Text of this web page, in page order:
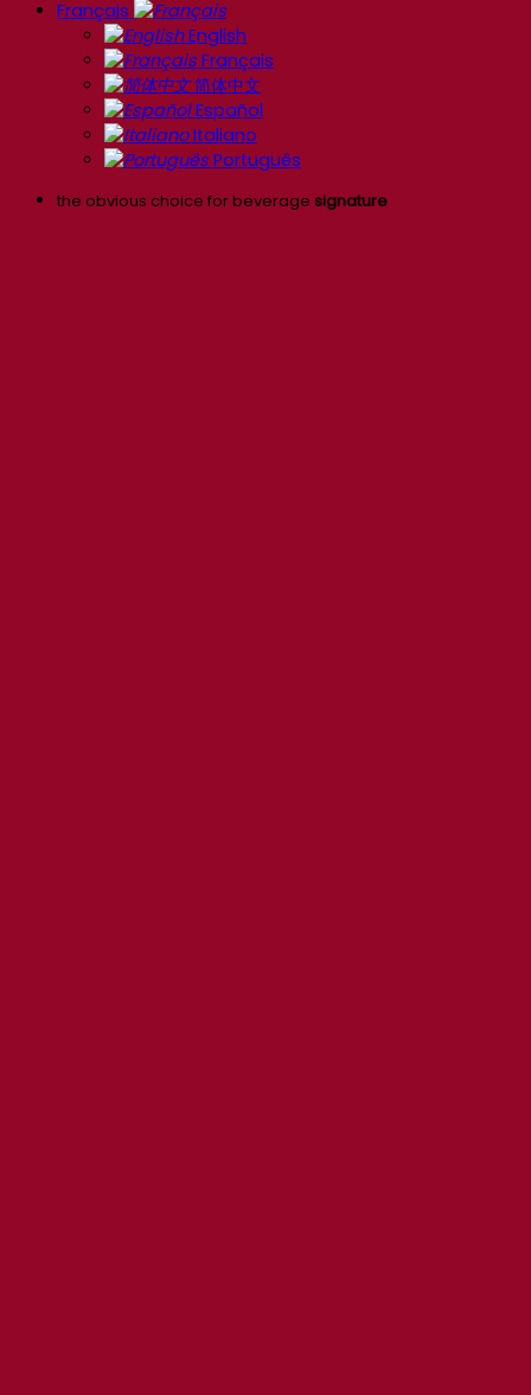
Français
English
Français
简体中文
Español
Italiano
Português
the obvious choice for beverage signature